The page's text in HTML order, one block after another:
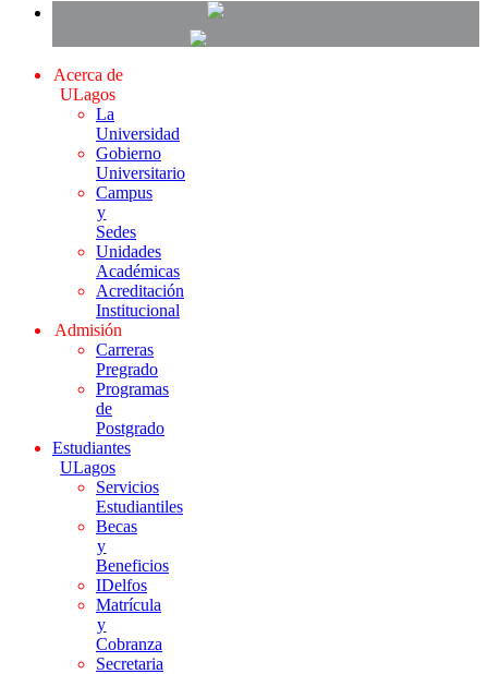
Acerca de
ULagos
La
Universidad
Gobierno
Universitario
Campus
y
Sedes
Unidades
Académicas
Acreditación
Institucional
Admisión
Carreras
Pregrado
Programas
de
Postgrado
Estudiantes
ULagos
Servicios
Estudiantiles
Becas
y
Beneficios
IDelfos
Matrícula
y
Cobranza
Secretaria